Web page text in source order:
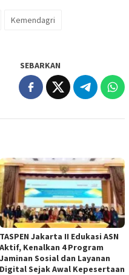
Kemendagri
SEBARKAN
TASPEN Jakarta II Edukasi ASN
Aktif, Kenalkan 4 Program
Jaminan Sosial dan Layanan
Digital Sejak Awal Kepesertaan